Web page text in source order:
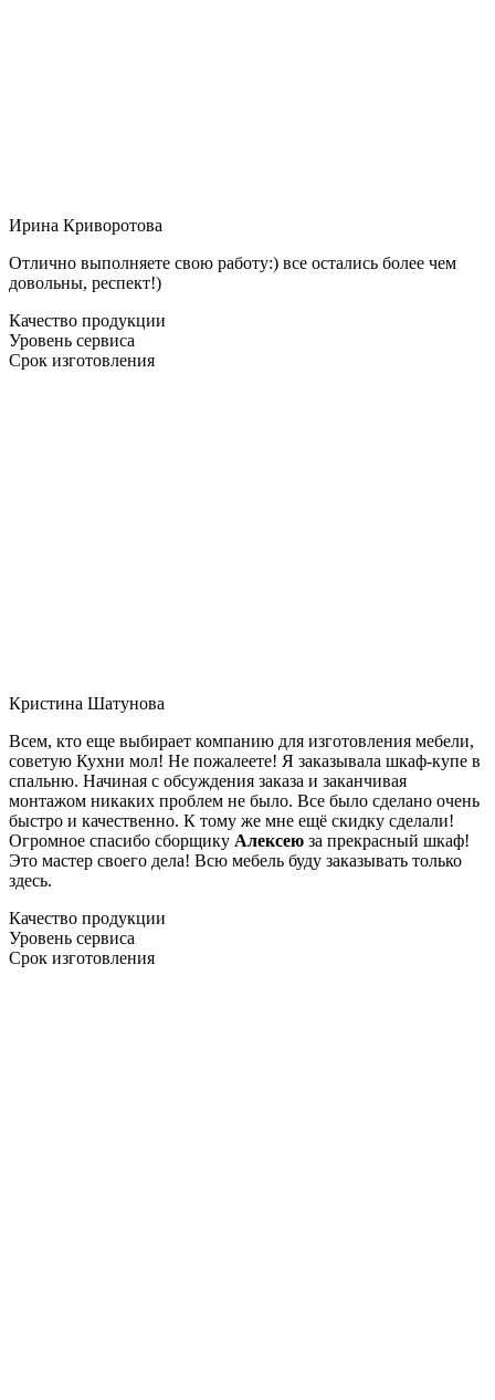
Ирина Криворотова
Отлично выполняете свою работу:) все остались более чем
довольны, респект!)
Качество продукции
Уровень сервиса
Срок изготовления
Кристина Шатунова
Всем, кто еще выбирает компанию для изготовления мебели,
советую Кухни мол! Не пожалеете! Я заказывала шкаф-купе в
спальню. Начиная с обсуждения заказа и заканчивая
монтажом никаких проблем не было. Все было сделано очень
быстро и качественно. К тому же мне ещё скидку сделали!
Огромное спасибо сборщику Алексею за прекрасный шкаф!
Это мастер своего дела! Всю мебель буду заказывать только
здесь.
Качество продукции
Уровень сервиса
Срок изготовления